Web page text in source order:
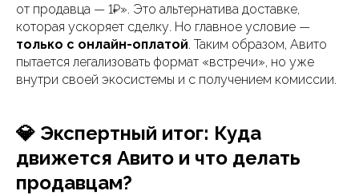
от продавца — 1₽». Это альтернатива доставке,
которая ускоряет сделку. Но главное условие —
только с онлайн-оплатой. Таким образом, Авито
пытается легализовать формат «встречи», но уже
внутри своей экосистемы и с получением комиссии.
💎 Экспертный итог: Куда
движется Авито и что делать
продавцам?